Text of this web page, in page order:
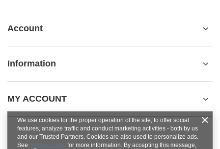
Account
Information
MY ACCOUNT
We use cookies for the proper operation of the site, to offer social
features, analyze traffic and conduct marketing activities - both by us
and our Trusted Partners. Cookies are also used to personalize ads.
See privacy policy for more information. By accepting this message,